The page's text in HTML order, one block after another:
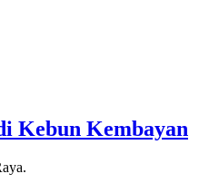
Kebun Kembayan